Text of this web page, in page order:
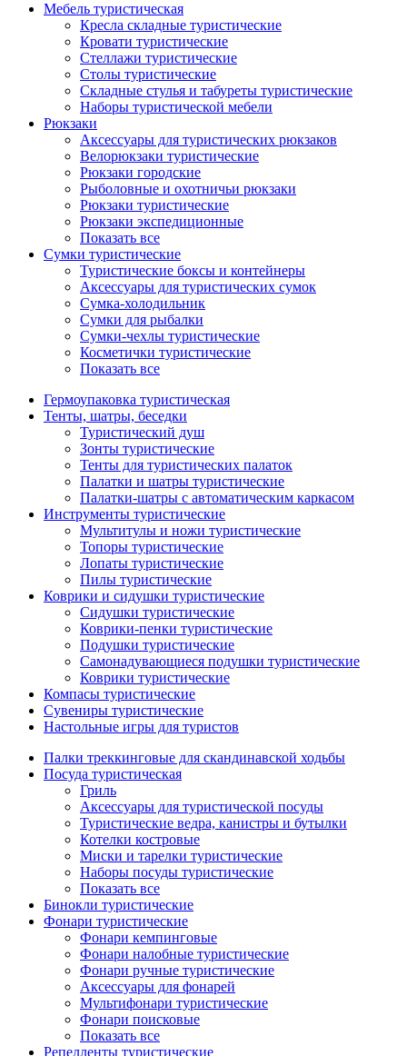
Мебель туристическая
Кресла складные туристические
Кровати туристические
Стеллажи туристические
Столы туристические
Складные стулья и табуреты туристические
Наборы туристической мебели
Рюкзаки
Аксессуары для туристических рюкзаков
Велорюкзаки туристические
Рюкзаки городские
Рыболовные и охотничьи рюкзаки
Рюкзаки туристические
Рюкзаки экспедиционные
Показать все
Сумки туристические
Туристические боксы и контейнеры
Аксессуары для туристических сумок
Сумка-холодильник
Сумки для рыбалки
Сумки-чехлы туристические
Косметички туристические
Показать все
Гермоупаковка туристическая
Тенты, шатры, беседки
Туристический душ
Зонты туристические
Тенты для туристических палаток
Палатки и шатры туристические
Палатки-шатры с автоматическим каркасом
Инструменты туристические
Мультитулы и ножи туристические
Топоры туристические
Лопаты туристические
Пилы туристические
Коврики и сидушки туристические
Сидушки туристические
Коврики-пенки туристические
Подушки туристические
Самонадувающиеся подушки туристические
Коврики туристические
Компасы туристические
Сувениры туристические
Настольные игры для туристов
Палки треккинговые для скандинавской ходьбы
Посуда туристическая
Гриль
Аксессуары для туристической посуды
Туристические ведра, канистры и бутылки
Котелки костровые
Миски и тарелки туристические
Наборы посуды туристические
Показать все
Бинокли туристические
Фонари туристические
Фонари кемпинговые
Фонари налобные туристические
Фонари ручные туристические
Аксессуары для фонарей
Мультифонари туристические
Фонари поисковые
Показать все
Репелленты туристические